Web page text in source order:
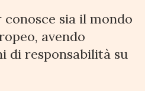
sia il mondo
avendo
di responsabilità su